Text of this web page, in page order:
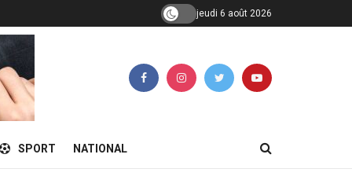
jeudi 6 août 2026
SPORT NATIONAL